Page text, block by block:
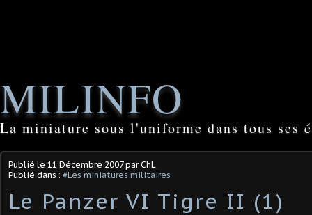
MILINFO
La miniature sous l'uniforme dans tous ses
Publié le 11 Décembre 2007par ChL
Publié dans : #Les miniatures militaires
Le Panzer VI Tigre II (1)